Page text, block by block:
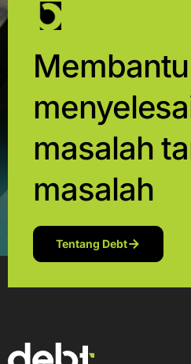
Membantu
masalah
masalah
Tentang Debt